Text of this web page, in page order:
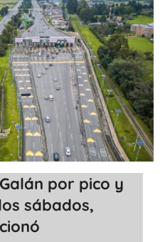
por pico y
sábados,